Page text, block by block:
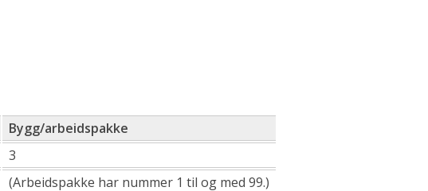
Bygg/arbeidspakke
3
(Arbeidspakke har nummer 1 til og med 99.)